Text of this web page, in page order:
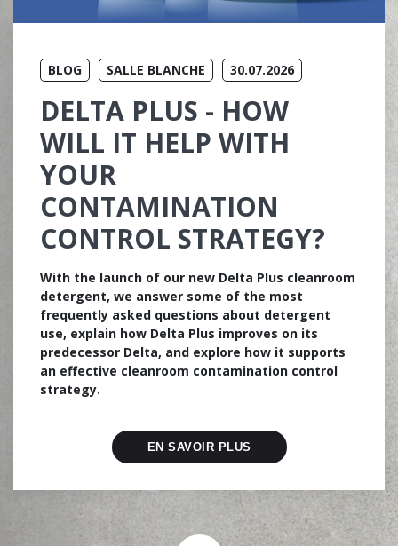
BLOG SALLE BLANCHE 30.07.2026
DELTA PLUS - HOW
WILL IT HELP WITH
YOUR
CONTAMINATION
CONTROL STRATEGY?
With the launch of our new Delta Plus cleanroom
detergent, we answer some of the most
frequently asked questions about detergent
use, explain how Delta Plus improves on its
predecessor Delta, and explore how it supports
an effective cleanroom contamination control
strategy.
EN SAVOIR PLUS